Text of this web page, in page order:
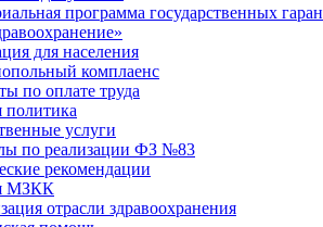
программа государственных
для населения
комплаенс
по оплате труда
политика
услуги
по реализации ФЗ №83
рекомендации
МЗКК
отрасли здравоохранения